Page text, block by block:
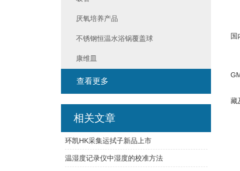
国
藏
厌氧培养产品
不锈钢恒温水浴锅覆盖球
康维皿
查看更多
相关文章
环凯HK采集运拭子新品上市
温湿度记录仪中湿度的校准方法